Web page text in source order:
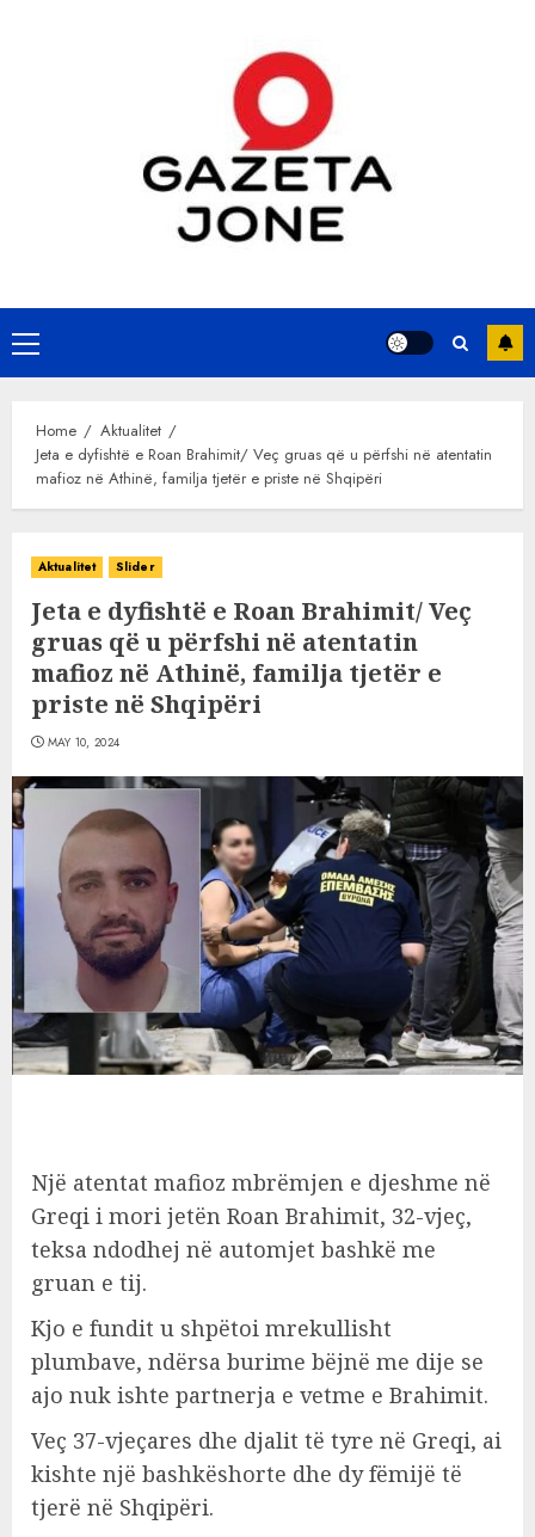
Primary
Menu
Home
Aktualitet
Jeta e dyfishtë e Roan Brahimit/ Veç gruas që u përfshi në atentatin
mafioz në Athinë, familja tjetër e priste në Shqipëri
Aktualitet Slider
Jeta e dyfishtë e Roan Brahimit/ Veç
gruas që u përfshi në atentatin
mafioz në Athinë, familja tjetër e
priste në Shqipëri
MAY 10, 2024
Një atentat mafioz mbrëmjen e djeshme në
Greqi i mori jetën Roan Brahimit, 32-vjeç,
teksa ndodhej në automjet bashkë me
gruan e tij.
Kjo e fundit u shpëtoi mrekullisht
plumbave, ndërsa burime bëjnë me dije se
ajo nuk ishte partnerja e vetme e Brahimit.
Veç 37-vjeçares dhe djalit të tyre në Greqi, ai
kishte një bashkëshorte dhe dy fëmijë të
tjerë në Shqipëri.